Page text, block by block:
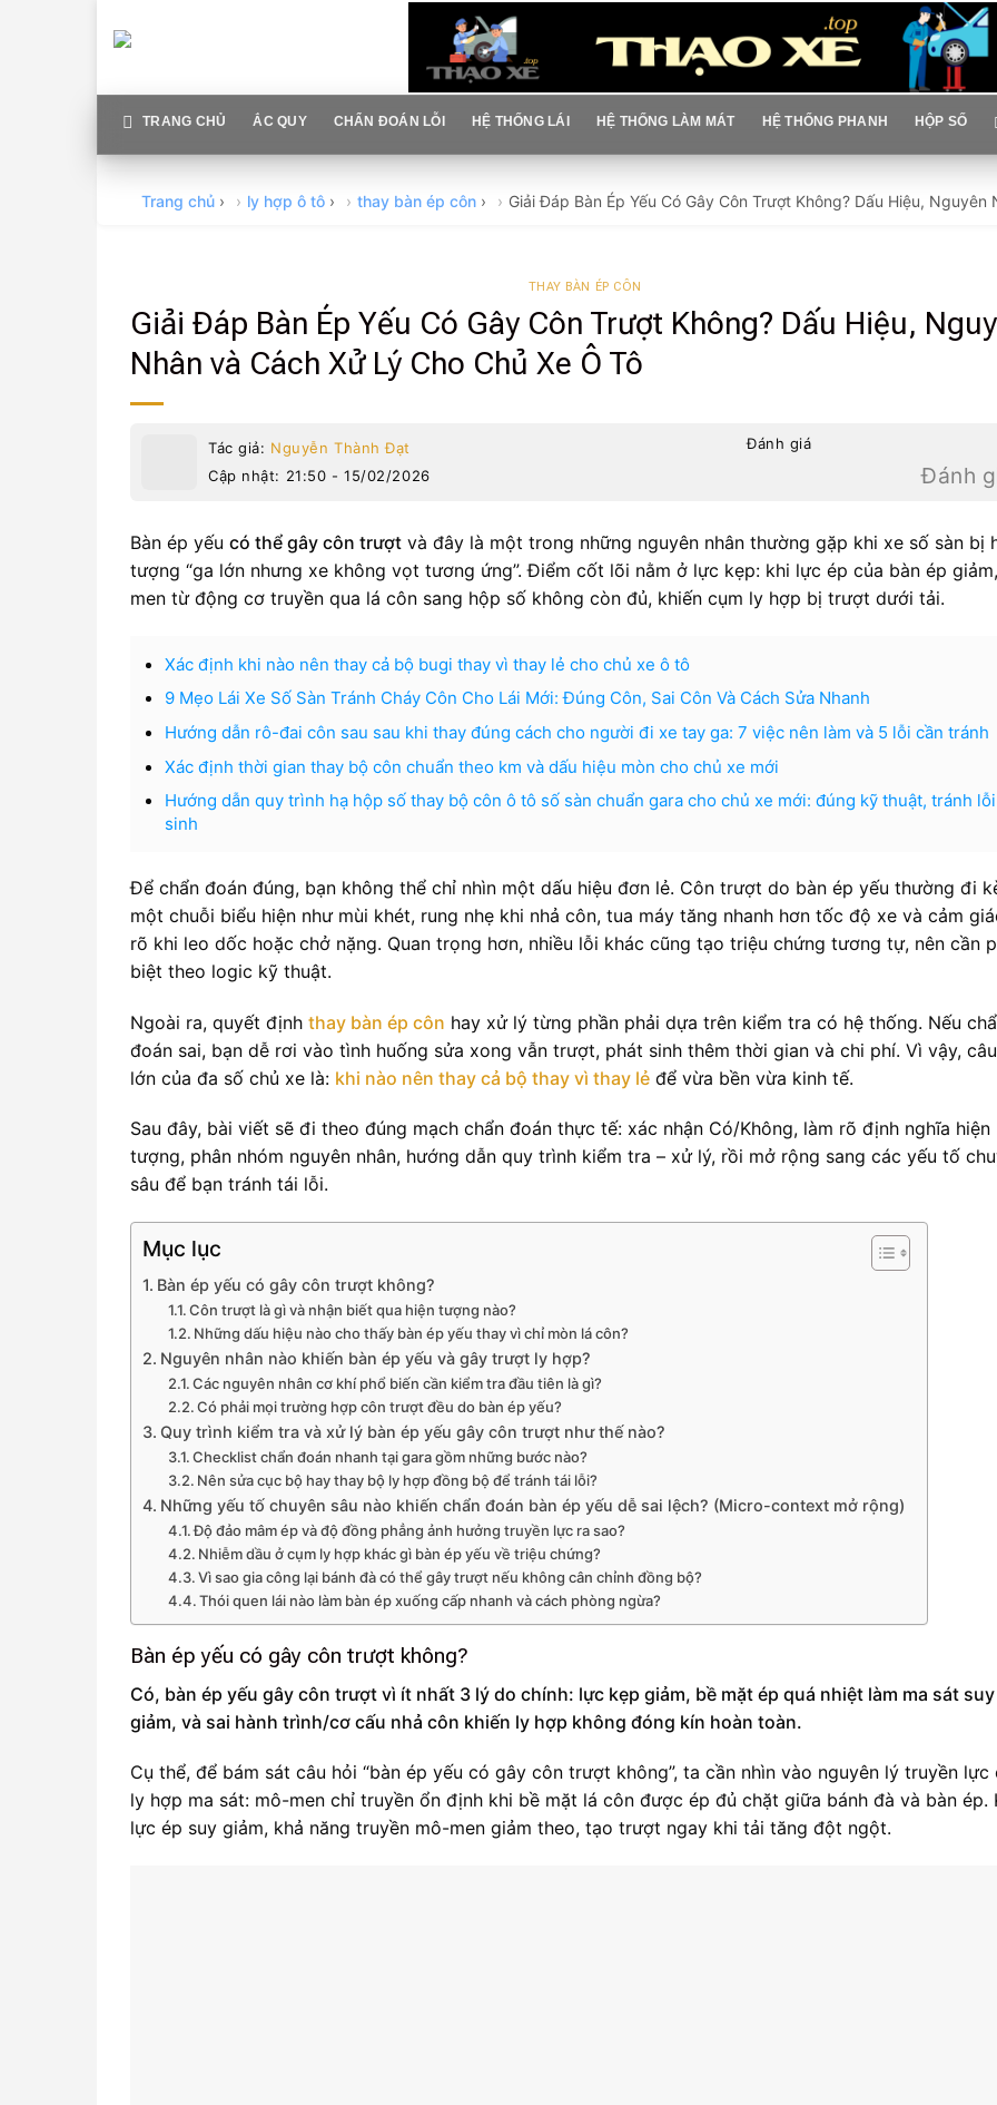
TRANG CHỦ ẮC QUY CHẨN ĐOÁN LỖI HỆ THỐNG LÁI HỆ THỐNG LÀM MÁT HỆ THỐNG PHANH HỘP SỐ
Trang chủ › ly hợp ô tô › thay bàn ép côn › Giải Đáp Bàn Ép Yếu Có Gây Côn Trượt Không? Dấu Hiệu,
THAY BÀN ÉP CÔN
Giải Đáp Bàn Ép Yếu Có Gây Côn Trượt Không? Dấu Hiệu,
Nhân và Cách Xử Lý Cho Chủ Xe Ô Tô
Tác giả: Nguyễn Thành Đạt
Cập nhật: 21:50 - 15/02/2026
Đánh giá
Đánh
Bàn ép yếu có thể gây côn trượt và đây là một trong những nguyên nhân thường gặp khi xe số sàn bị
tượng “ga lớn nhưng xe không vọt tương ứng”. Điểm cốt lõi nằm ở lực kẹp: khi lực ép của bàn ép
men từ động cơ truyền qua lá côn sang hộp số không còn đủ, khiến cụm ly hợp bị trượt dưới tải.
Xác định khi nào nên thay cả bộ bugi thay vì thay lẻ cho chủ xe ô tô
9 Mẹo Lái Xe Số Sàn Tránh Cháy Côn Cho Lái Mới: Đúng Côn, Sai Côn Và Cách Sửa Nhanh
Hướng dẫn rô-đai côn sau sau khi thay đúng cách cho người đi xe tay ga: 7 việc nên làm và 5 lỗi cần tránh
Xác định thời gian thay bộ côn chuẩn theo km và dấu hiệu mòn cho chủ xe mới
Hướng dẫn quy trình hạ hộp số thay bộ côn ô tô số sàn chuẩn gara cho chủ xe mới: đúng kỹ thuật, tránh
sinh
Để chẩn đoán đúng, bạn không thể chỉ nhìn một dấu hiệu đơn lẻ. Côn trượt do bàn ép yếu thường đi
một chuỗi biểu hiện như mùi khét, rung nhẹ khi nhả côn, tua máy tăng nhanh hơn tốc độ xe và cảm
rõ khi leo dốc hoặc chở nặng. Quan trọng hơn, nhiều lỗi khác cũng tạo triệu chứng tương tự, nên cần
biệt theo logic kỹ thuật.
Ngoài ra, quyết định thay bàn ép côn hay xử lý từng phần phải dựa trên kiểm tra có hệ thống. Nếu
đoán sai, bạn dễ rơi vào tình huống sửa xong vẫn trượt, phát sinh thêm thời gian và chi phí. Vì vậy,
lớn của đa số chủ xe là: khi nào nên thay cả bộ thay vì thay lẻ để vừa bền vừa kinh tế.
Sau đây, bài viết sẽ đi theo đúng mạch chẩn đoán thực tế: xác nhận Có/Không, làm rõ định nghĩa hiện
tượng, phân nhóm nguyên nhân, hướng dẫn quy trình kiểm tra – xử lý, rồi mở rộng sang các yếu tố
sâu để bạn tránh tái lỗi.
Mục lục
Bàn ép yếu có gây côn trượt không?
Côn trượt là gì và nhận biết qua hiện tượng nào?
Những dấu hiệu nào cho thấy bàn ép yếu thay vì chỉ mòn lá côn?
Nguyên nhân nào khiến bàn ép yếu và gây trượt ly hợp?
Các nguyên nhân cơ khí phổ biến cần kiểm tra đầu tiên là gì?
Có phải mọi trường hợp côn trượt đều do bàn ép yếu?
Quy trình kiểm tra và xử lý bàn ép yếu gây côn trượt như thế nào?
Checklist chẩn đoán nhanh tại gara gồm những bước nào?
Nên sửa cục bộ hay thay bộ ly hợp đồng bộ để tránh tái lỗi?
Những yếu tố chuyên sâu nào khiến chẩn đoán bàn ép yếu dễ sai lệch? (Micro-context mở rộng)
Độ đảo mâm ép và độ đồng phẳng ảnh hưởng truyền lực ra sao?
Nhiễm dầu ở cụm ly hợp khác gì bàn ép yếu về triệu chứng?
Vì sao gia công lại bánh đà có thể gây trượt nếu không cân chỉnh đồng bộ?
Thói quen lái nào làm bàn ép xuống cấp nhanh và cách phòng ngừa?
Bàn ép yếu có gây côn trượt không?
Có, bàn ép yếu gây côn trượt vì ít nhất 3 lý do chính: lực kẹp giảm, bề mặt ép quá nhiệt làm ma sát suy
giảm, và sai hành trình/cơ cấu nhả côn khiến ly hợp không đóng kín hoàn toàn.
Cụ thể, để bám sát câu hỏi “bàn ép yếu có gây côn trượt không”, ta cần nhìn vào nguyên lý truyền lực
ly hợp ma sát: mô-men chỉ truyền ổn định khi bề mặt lá côn được ép đủ chặt giữa bánh đà và bàn ép.
lực ép suy giảm, khả năng truyền mô-men giảm theo, tạo trượt ngay khi tải tăng đột ngột.